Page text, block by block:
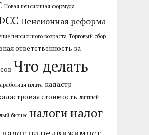
Новая пенсионная формула
Пенсионная реформа
пенсионного возраста Торговый сбор
ответственность за
Что делать
плата кадастр
стоимость личный
бизнес налоги налог